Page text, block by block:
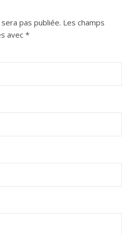
pas publiée. Les champs
avec *